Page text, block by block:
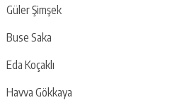
Güler Şimşek
Buse Saka
Eda Koçaklı
Havva Gökkaya